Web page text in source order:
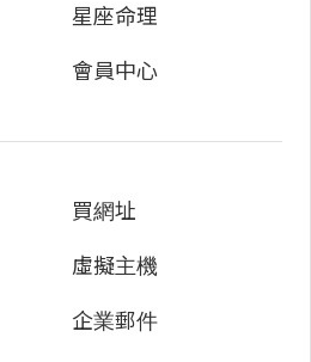
星座命理
會員中心
買網址
虛擬主機
企業郵件